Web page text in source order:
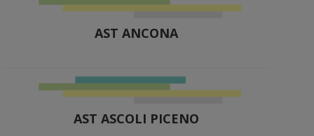
AST ANCONA
AST ASCOLI PICENO